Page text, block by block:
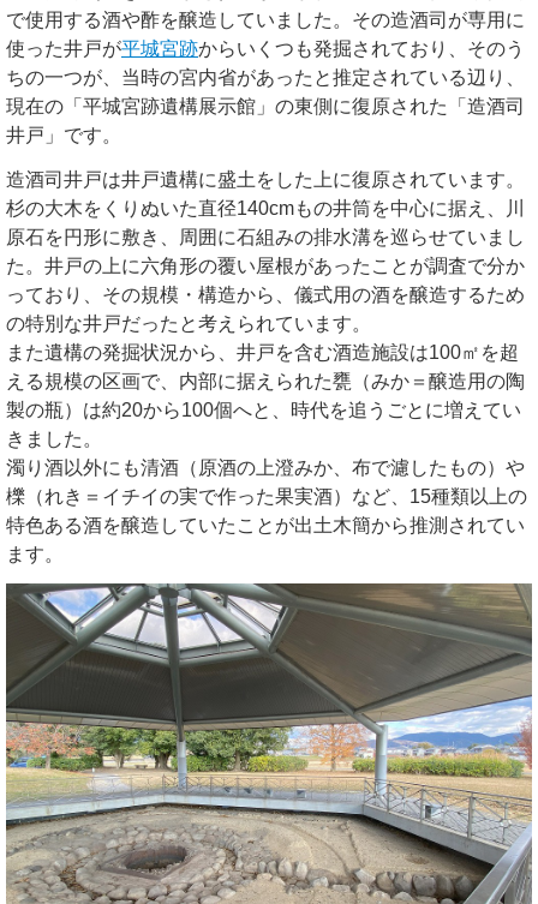
で使用する酒や酢を醸造していました。その造酒司が専用に
使った井戸が平城宮跡からいくつも発掘されており、そのう
ちの一つが、当時の宮内省があったと推定されている辺り、
現在の「平城宮跡遺構展示館」の東側に復原された「造酒司
井戸」です。
造酒司井戸は井戸遺構に盛土をした上に復原されています。
杉の大木をくりぬいた直径140cmもの井筒を中心に据え、川
原石を円形に敷き、周囲に石組みの排水溝を巡らせていまし
た。井戸の上に六角形の覆い屋根があったことが調査で分か
っており、その規模・構造から、儀式用の酒を醸造するため
の特別な井戸だったと考えられています。
また遺構の発掘状況から、井戸を含む酒造施設は100㎡を超
える規模の区画で、内部に据えられた甕（みか＝醸造用の陶
製の瓶）は約20から100個へと、時代を追うごとに増えてい
きました。
濁り酒以外にも清酒（原酒の上澄みか、布で濾したもの）や
櫟（れき＝イチイの実で作った果実酒）など、15種類以上の
特色ある酒を醸造していたことが出土木簡から推測されてい
ます。